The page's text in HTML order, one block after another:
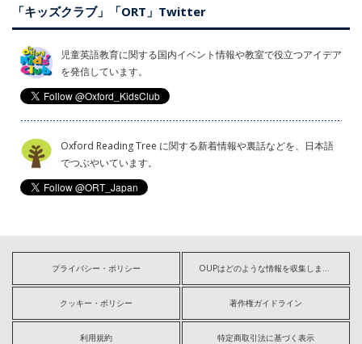
「キッズクラブ」「ORT」Twitter
児童英語教育に関する国内イベント情報や教室で役立つアイデア
を発信しています。
Oxford Reading Tree に関する新着情報や裏話などを、日本語
でつぶやいています。
プライバシー・ポリシー OUPはどのような情報を収集しますか?
クッキー・ポリシー 著作権ガイドライン
利用規約 特定商取引法に基づく表示